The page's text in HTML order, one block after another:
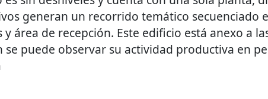
generan un recorrido temático secuenciado
y área de recepción. Este edificio está anexo a
puede observar su actividad productiva en